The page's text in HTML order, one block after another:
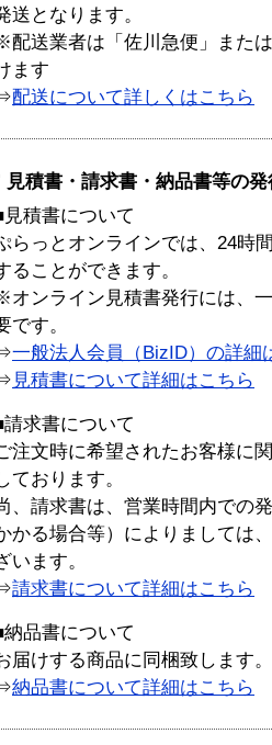
送となります。
配送業者は「佐川急便」また
ます
配送について詳しくはこちら
見積書・請求書・納品書等の
見積書について
らっとオンラインでは、24時
ることができます。
オンライン見積書発行には、
です。
一般法人会員（BizID）の詳細
見積書について詳細はこちら
請求書について
注文時に希望されたお客様に
ております。
、請求書は、営業時間内での
かる場合等）によりましては
います。
請求書について詳細はこちら
納品書について
届けする商品に同梱致します。
納品書について詳細はこちら